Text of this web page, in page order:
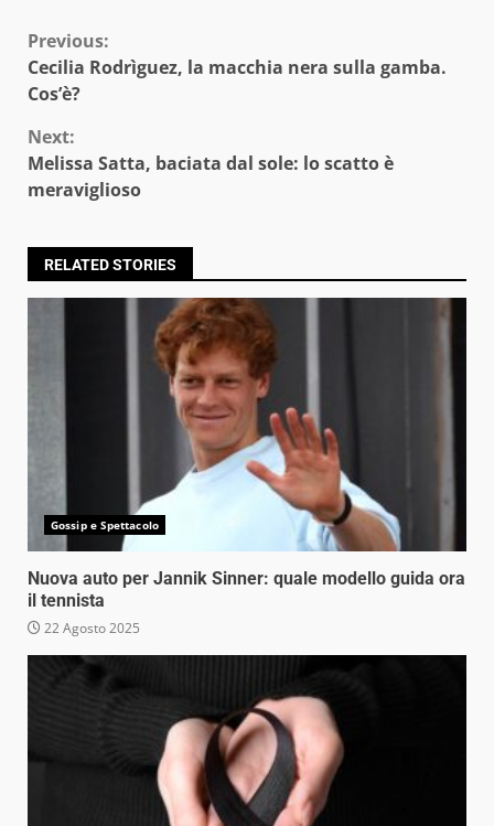
Continue
Reading
Previous:
Cecilia Rodrìguez, la macchia nera sulla gamba.
Cos’è?
Next:
Melissa Satta, baciata dal sole: lo scatto è
meraviglioso
RELATED STORIES
Gossip e Spettacolo
Nuova auto per Jannik Sinner: quale modello guida ora
il tennista
22 Agosto 2025